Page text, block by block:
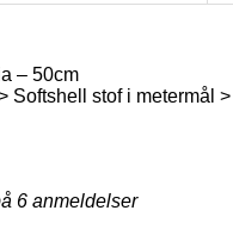
– 50cm
Softshell stof i metermål >
6 anmeldelser